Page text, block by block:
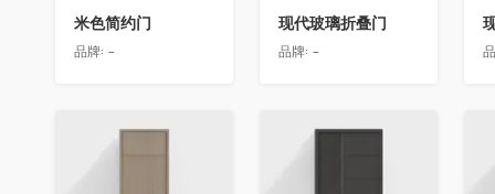
米色简约门
品牌: -
现代玻璃折叠门
品牌: -
收藏 收藏